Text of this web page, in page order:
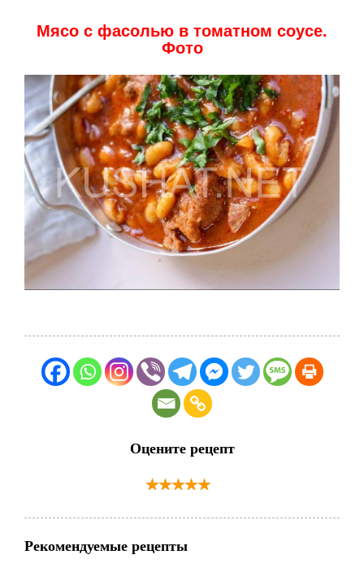
Мясо с фасолью в томатном соусе.
Фото
Оцените рецепт
Рекомендуемые рецепты